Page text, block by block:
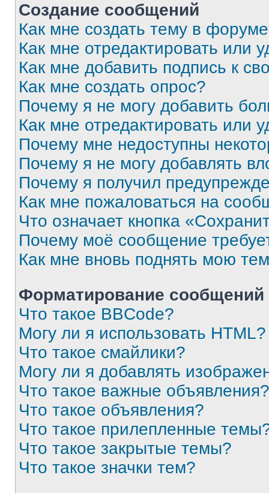
Создание сообщений
Как мне создать тему в
Как мне отредактировать или
Как мне добавить подпись к
Как мне создать опрос?
Почему я не могу добавить
Как мне отредактировать или
Почему мне недоступны
Почему я не могу добавлять
Почему я получил
Как мне пожаловаться на
Что означает кнопка
Почему моё сообщение
Как мне вновь поднять мою
Форматирование
Что такое BBCode?
Могу ли я использовать HTML?
Что такое смайлики?
Могу ли я добавлять
Что такое важные объявления?
Что такое объявления?
Что такое прилепленные
Что такое закрытые темы?
Что такое значки тем?